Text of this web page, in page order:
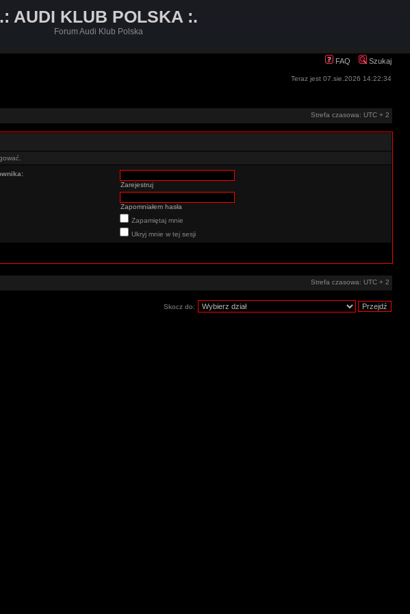
.: AUDI KLUB POLSKA :.
Forum Audi Klub Polska
FAQ Szukaj
Teraz jest 07.sie.2026 14:22:34
Strefa czasowa: UTC + 2
Zarejestruj
Zapomniałem hasła
Zapamiętaj mnie
Ukryj mnie w tej sesji
Strefa czasowa: UTC + 2
Skocz do: